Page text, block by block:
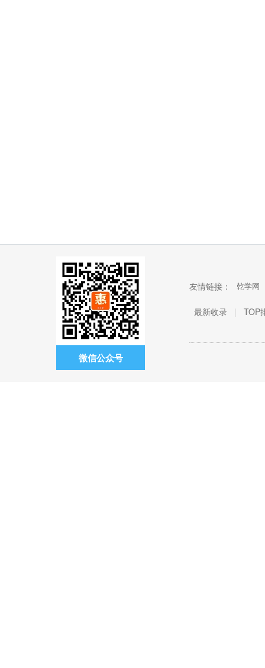
微信公众号
友情链接： 乾学网
最新收录 | TOP